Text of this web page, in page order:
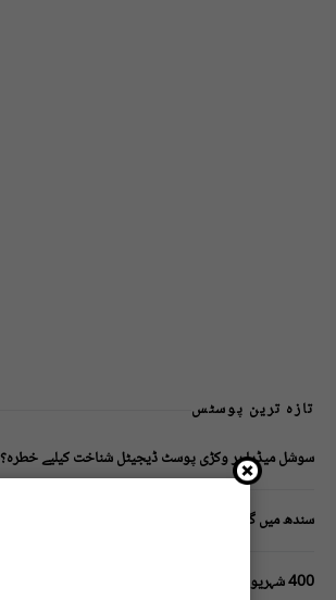
تازہ ترین پوسٹس
سوشل میڈیا پر وکڑی پوسٹ ڈیجیٹل شناخت کیلیے خطرہ؟
سندھ میں گاڑیوں کی انشورنس لازمی قرار
400 شہریوں کیلئے ایک پولیس اہلکار لازمی، کراچی میں صورتحال کیا ہے؟